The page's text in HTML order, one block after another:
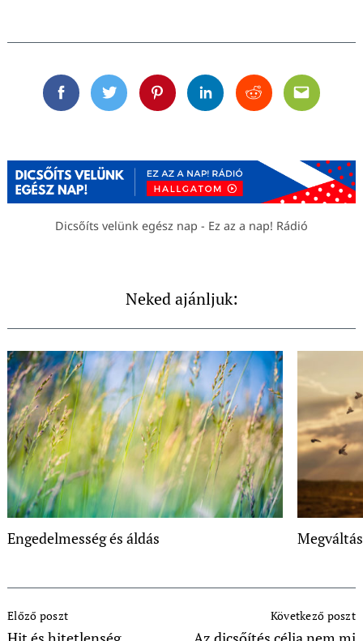
FacebookTwitterPinterestLinkedinRedditEmail
Dicsőíts velünk egész nap - Ez az a nap! Rádió
Neked ajánljuk:
Engedelmesség és áldás
Navigation
Előző poszt Következő poszt